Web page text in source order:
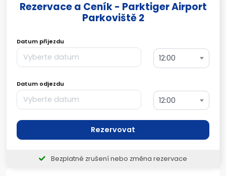
Rezervace a Ceník - Parktiger Airport
Parkoviště 2
Datum příjezdu
12:00
Datum odjezdu
12:00
Rezervovat
Bezplatné zrušení nebo změna rezervace